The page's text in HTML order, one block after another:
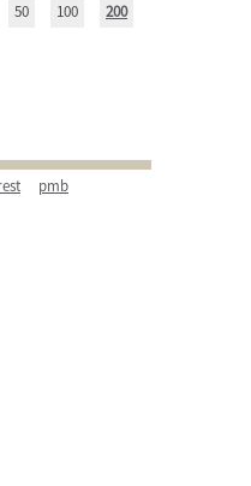
50 100 200
pmb